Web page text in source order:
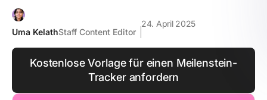
Uma KelathStaff Content Editor
24. April 2025
Kostenlose Vorlage für einen Meilenstein-
Tracker anfordern